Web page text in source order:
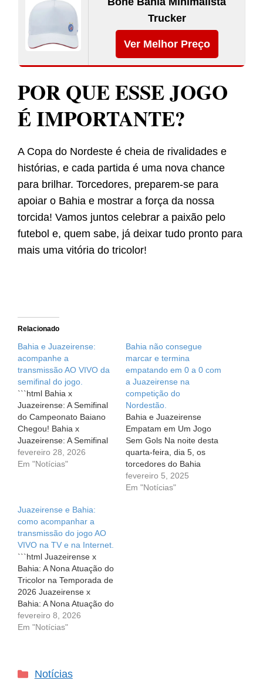
Trucker
Ver Melhor Preço
POR QUE ESSE JOGO
É IMPORTANTE?
A Copa do Nordeste é cheia de rivalidades e
histórias, e cada partida é uma nova chance
para brilhar. Torcedores, preparem-se para
apoiar o Bahia e mostrar a força da nossa
torcida! Vamos juntos celebrar a paixão pelo
futebol e, quem sabe, já deixar tudo pronto para
mais uma vitória do tricolor!
Relacionado
Bahia e Juazeirense:
acompanhe a
transmissão AO VIVO da
semifinal do jogo.
```html Bahia x
Juazeirense: A Semifinal
do Campeonato Baiano
Chegou! Bahia x
Juazeirense: A Semifinal
do Campeonato Baiano
Chegou! Neste sábado,
Bahia e Juazeirense na
semifinal do Campeonato
Baiano, programado para
às 17h na icônica Arena
Fonte…
fevereiro 28, 2026
Em "Notícias"
Bahia não consegue
marcar e termina
empatando em 0 a 0 com
a Juazeirense na
competição do
Nordestão.
Bahia e Juazeirense
Empatam em Um Jogo
Sem Gols Na noite desta
quarta-feira, dia 5, os
torcedores do Bahia
viveram um jogo
eletrizante, mas que
fevereiro 5, 2025
Em "Notícias"
Juazeirense e Bahia:
como acompanhar a
transmissão do jogo AO
VIVO na TV e na Internet.
```html Juazeirense x
Bahia: A Nona Atuação do
Tricolor na Temporada de
2026 Juazeirense x
Bahia: A Nona Atuação do
Tricolor na Temporada de
2026 O clima de
outubro, às 16h, o Bahia
fevereiro 8, 2026
Em "Notícias"
Categorias
Notícias